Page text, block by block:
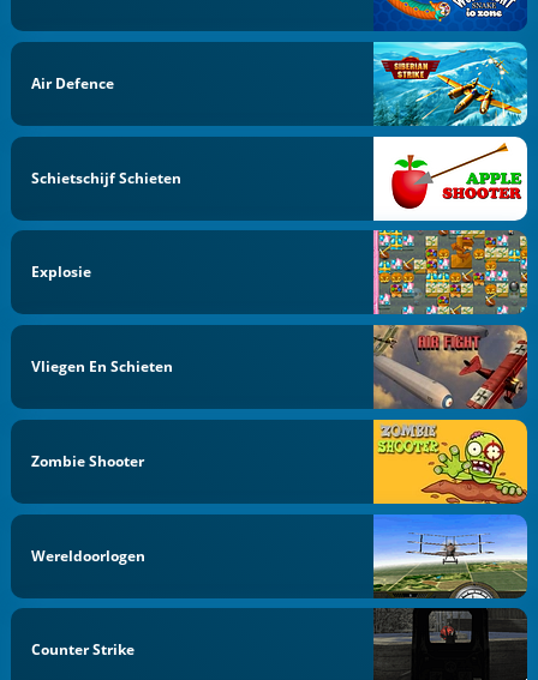
Air Defence
Schietschijf Schieten
Explosie
Vliegen En Schieten
Zombie Shooter
Wereldoorlogen
Counter Strike